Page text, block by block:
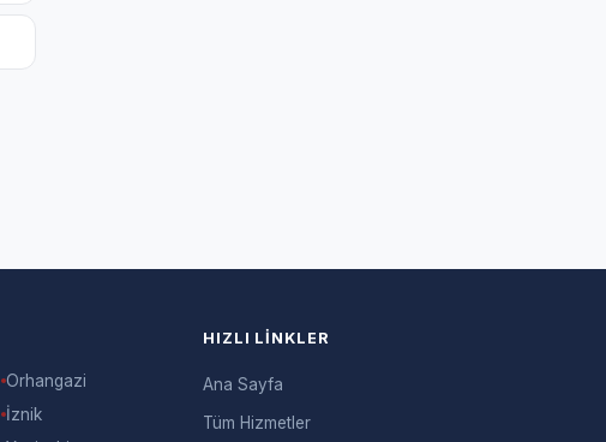
Orhangazi
İznik
HIZLI LINKLER
Ana Sayfa
Tüm Hizmetler